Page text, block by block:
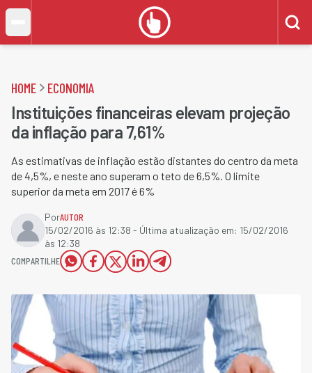
HOME ECONOMIA
Instituições financeiras elevam projeção
da inflação para 7,61%
As estimativas de inflação estão distantes do centro da meta
de 4,5%, e neste ano superam o teto de 6,5%. O limite
superior da meta em 2017 é 6%
PorAUTOR
15/02/2016 às 12:38 - Última atualização em: 15/02/2016
às 12:38
COMPARTILHE